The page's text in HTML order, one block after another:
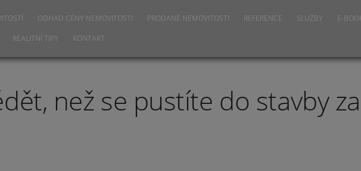
ODHAD CENY NEMOVITOSTI PRODANÉ NEMOVITOSTI REFERENCE SLUŽBY
E-
REALITNÍ TIPY KONTAKT
než se pustíte do stavby